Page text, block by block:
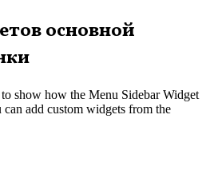
основной
show how the Menu Sidebar Widget
add custom widgets from the